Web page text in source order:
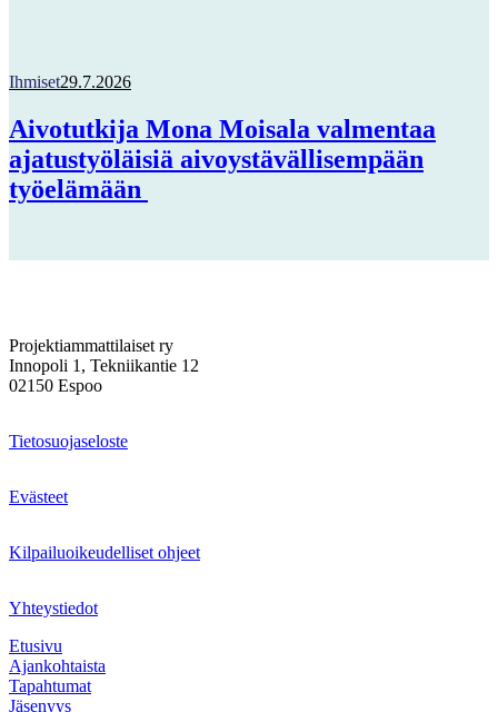
Ihmiset29.7.2026
Aivotutkija Mona Moisala valmentaa
ajatustyöläisiä aivoystävällisempään
työelämään
Projektiammattilaiset ry
Innopoli 1, Tekniikantie 12
02150 Espoo
Tietosuojaseloste
Evästeet
Kilpailuoikeudelliset ohjeet
Yhteystiedot
Etusivu
Ajankohtaista
Tapahtumat
Jäsenyys